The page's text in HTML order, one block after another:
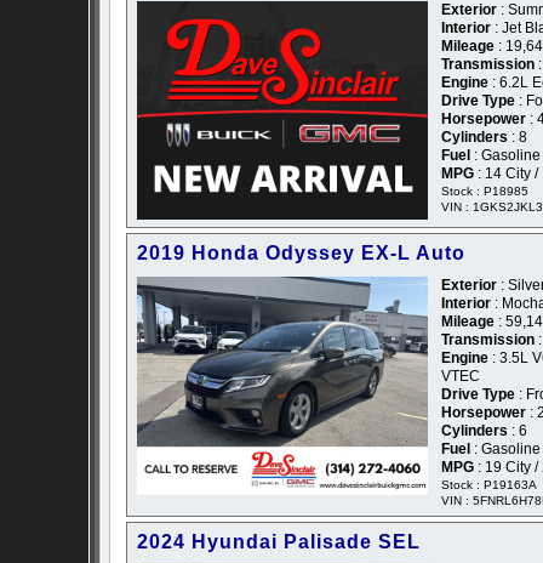
Exterior :
Interior : Jet
Mileage :
Transmission
Engine : 6.2L
Drive Type :
Horsepower :
Cylinders : 8
Fuel : Gasoline
MPG : 14 City /
Stock : P18985
VIN :
2019 Honda Odyssey EX-L Auto
Exterior :
Interior :
Mileage :
Transmission
Engine : 3.5L
VTEC
Drive Type :
Horsepower :
Cylinders : 6
Fuel : Gasoline
MPG : 19 City /
Stock : P19163A
VIN :
2024 Hyundai Palisade SEL